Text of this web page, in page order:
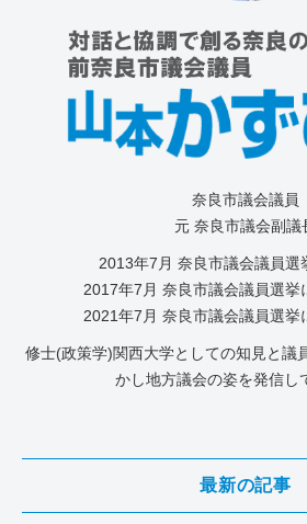
奈良市議会議員
元 奈良市議会副議
2013年7⽉ 奈良市議会議員選
2017年7月 奈良市議会議員選挙
2021年7月 奈良市議会議員選挙
修士(政策学)関西大学としての知見と議
かし地方議会の姿を発信し
最新の記事